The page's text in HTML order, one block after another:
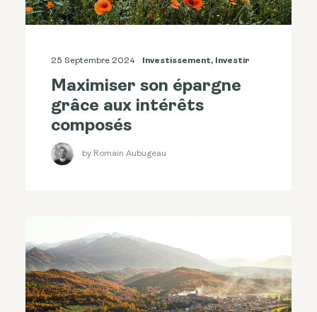
25 Septembre 2024 Investissement, Investir
Maximiser son épargne
grâce aux intérêts
composés
by Romain Aubugeau